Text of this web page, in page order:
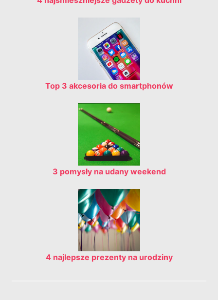
Top 3 akcesoria do smartphonów
3 pomysły na udany weekend
4 najlepsze prezenty na urodziny